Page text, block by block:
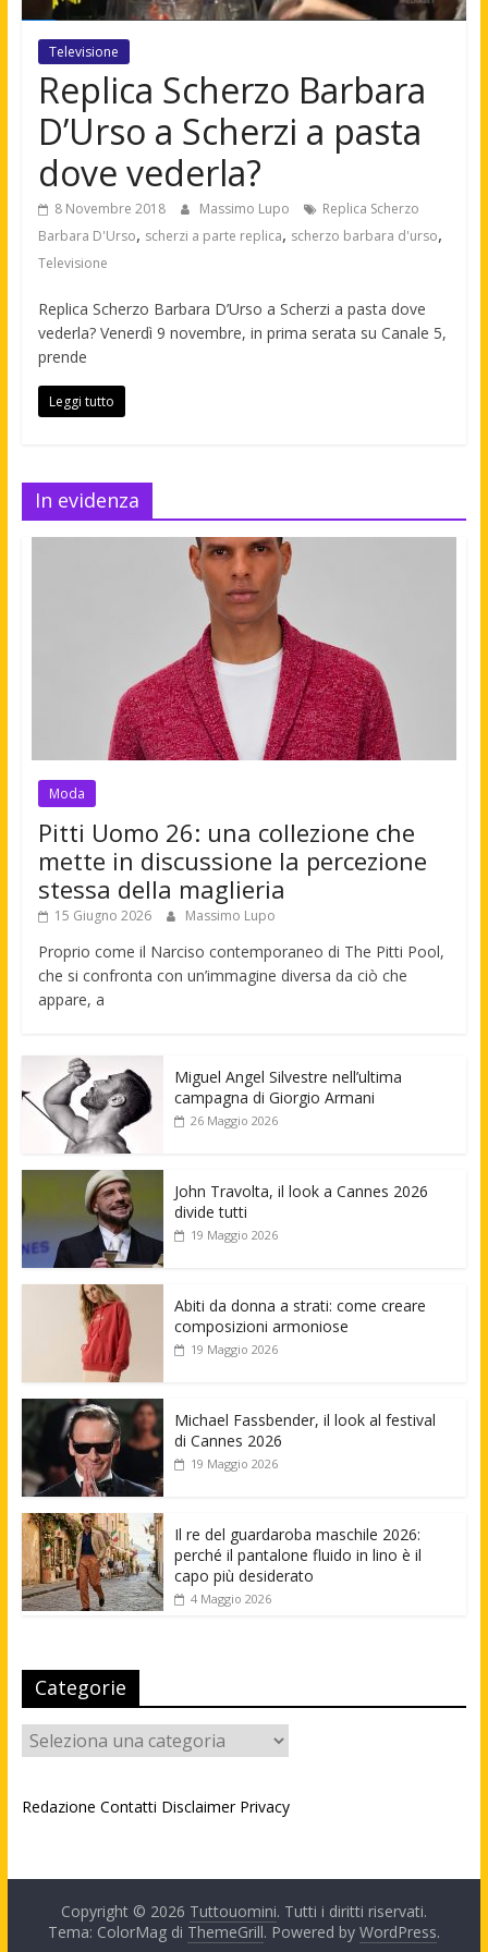
Televisione
Replica Scherzo Barbara
D’Urso a Scherzi a pasta
dove vederla?
8 Novembre 2018 Massimo Lupo
Replica Scherzo
Barbara D'Urso, scherzi a parte replica, scherzo barbara d'urso,
Televisione
Replica Scherzo Barbara D’Urso a Scherzi a pasta dove
vederla? Venerdì 9 novembre, in prima serata su Canale 5,
prende
Leggi tutto
In evidenza
Moda
Pitti Uomo 26: una collezione che
mette in discussione la percezione
stessa della maglieria
15 Giugno 2026 Massimo Lupo
Proprio come il Narciso contemporaneo di The Pitti Pool,
che si confronta con un’immagine diversa da ciò che
appare, a
Miguel Angel Silvestre nell’ultima
campagna di Giorgio Armani
26 Maggio 2026
John Travolta, il look a Cannes 2026
divide tutti
19 Maggio 2026
Abiti da donna a strati: come creare
composizioni armoniose
19 Maggio 2026
Michael Fassbender, il look al festival
di Cannes 2026
19 Maggio 2026
Il re del guardaroba maschile 2026:
perché il pantalone fluido in lino è il
capo più desiderato
4 Maggio 2026
Categorie
Categorie
Redazione Contatti Disclaimer Privacy
Copyright © 2026 Tuttouomini. Tutti i diritti riservati.
Tema: ColorMag di ThemeGrill. Powered by WordPress.